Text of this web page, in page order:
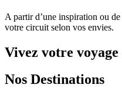
A partir d’une inspiration ou
votre circuit selon vos envies.
Vivez votre
Nos Destinations